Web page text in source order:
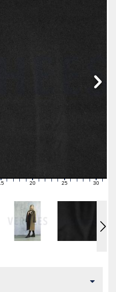
16171819 21222324 26272829 31